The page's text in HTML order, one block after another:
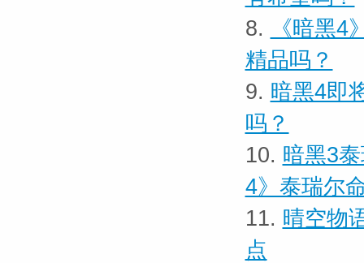
8.
《暗黑
精品吗？
9. 暗黑4即
吗？
10. 暗黑3
4》泰瑞尔
11. 晴空物
点